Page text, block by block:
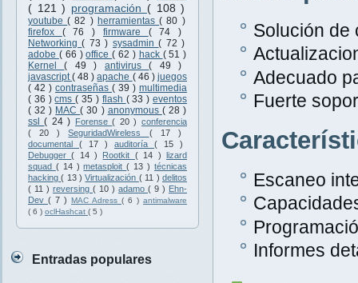
( 121 ) programación ( 108 )
youtube( 82 ) herramientas( 80 )
firefox ( 76 ) firmware ( 74 )
Networking( 73 ) sysadmin( 72 )
adobe ( 66 )office( 62 ) hack ( 51 )
Kernel( 49 ) antivirus( 49 )
javascript( 48 )apache ( 46 ) juegos
( 42 ) contraseñas ( 39 ) multimedia
( 36 )cms( 35 ) flash ( 33 )eventos
( 32 ) MAC( 30 ) anonymous ( 28 )
ssl( 24 ) Forense( 20 ) conferencia
( 20 )SeguridadWireless ( 17 )
documental ( 17 ) auditoría ( 15 )
Debugger( 14 ) Rootkit ( 14 ) lizard
squad ( 14 )metasploit( 13 ) técnicas
hacking( 13 )Virtualización ( 11 ) delitos
( 11 ) reversing ( 10 ) adamo ( 9 ) Ehn-
Dev ( 7 ) MAC Adress ( 6 ) antimalware
( 6 ) oclHashcat ( 5 )
Entradas populares
Solución de
Adecuado
Fuerte
Escaneo
Informes